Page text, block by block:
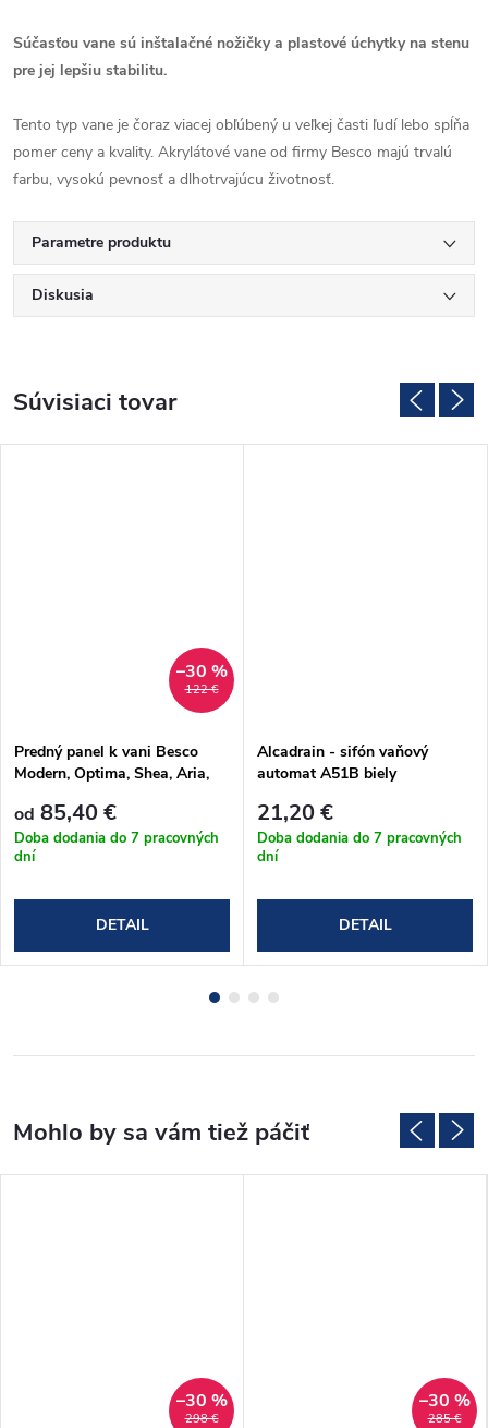
Súčasťou vane sú inštalačné nožičky a plastové úchytky na stenu
pre jej lepšiu stabilitu.
Tento typ vane je čoraz viacej obľúbený u veľkej časti ľudí lebo spĺňa
pomer ceny a kvality. Akrylátové vane od firmy Besco majú trvalú
farbu, vysokú pevnosť a dlhotrvajúcu životnosť.
Parametre produktu
Diskusia
Súvisiaci tovar
122 €
–30 %
Predný panel k vani Besco
Modern, Optima, Shea, Aria,
od 85,40 €
Doba dodania do 7 pracovných
dní
DETAIL
Alcadrain - sifón vaňový
automat A51B biely
21,20 €
Doba dodania do 7 pracovných
dní
DETAIL
298 €
–30 %
285 €
–30 %